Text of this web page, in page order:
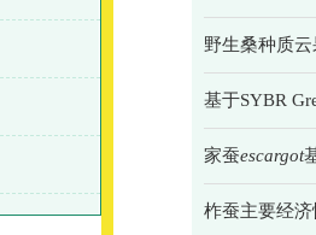
野生桑种质
基于SYBR
家蚕escargot
柞蚕主要经